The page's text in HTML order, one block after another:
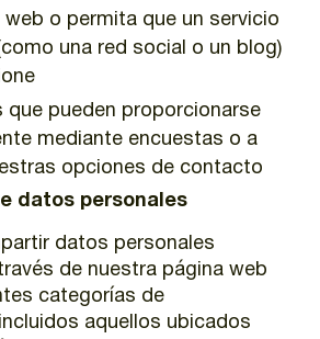
o permita que un servicio
una red social o un blog)
que pueden proporcionarse
mediante encuestas o a
opciones de contacto
datos personales
datos personales
de nuestra página web
categorías de
aquellos ubicados